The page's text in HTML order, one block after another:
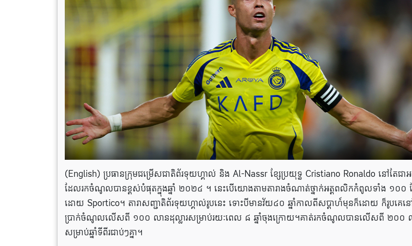
(English) ប្រធានក្រុមជម្រើសជាតិព័រទុយហ្គាល់ និង Al-Nassr ខ្សែប្រយុទ្ធ Cristiano Ronaldo នៅតែជា
ដែលរកចំណូលបានខ្ពស់បំផុតក្នុងឆ្នាំ ២០២៤ ។ នេះបើយោងតាមតារាងចំណាត់ថ្នាក់អត្តពលិកកំពូលទាំង ១០០
ដោយ Sportico។ តារាសញ្ជាតិព័រទុយហ្គាល់រូបនេះ ទោះបីមានវ័យ៤០ ឆ្នាំកាលពីសប្តាហ៍មុនក៏ដោយ ក៏រូបគេន
ប្រាក់ចំណូលលេីសពី ១០០ លានដុល្លារសម្រាប់រយៈពេល ៨ ឆ្នាំចុងក្រោយ។គាត់រកចំណូលបានលើសពី ២០០ ល
សម្រាប់ឆ្នាំទីពីរជាប់ៗគ្នា។